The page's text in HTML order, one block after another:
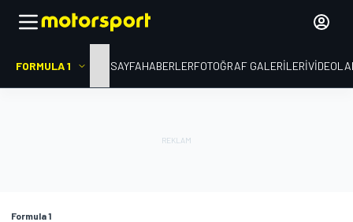
FORMULA 1 ANA SAYFAHABERLERFOTOĞRAF GALERILERI
Formula 1